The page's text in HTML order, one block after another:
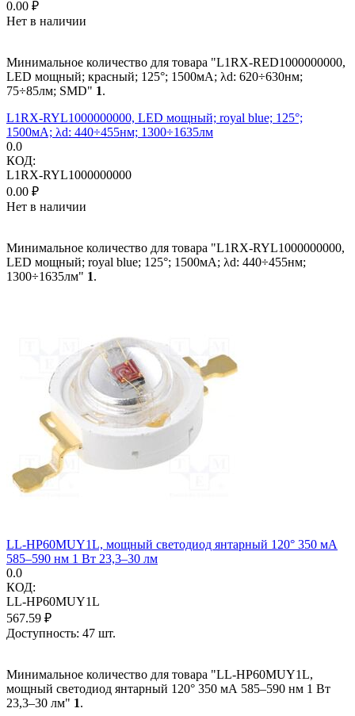
0.00 ₽
Нет в наличии
Минимальное количество для товара "L1RX-RED1000000000,
LED мощный; красный; 125°; 1500мА; λd: 620÷630нм;
75÷85лм; SMD" 1.
L1RX-RYL1000000000, LED мощный; royal blue; 125°;
1500мА; λd: 440÷455нм; 1300÷1635лм
0.0
КОД:
L1RX-RYL1000000000
0.00 ₽
Нет в наличии
Минимальное количество для товара "L1RX-RYL1000000000,
LED мощный; royal blue; 125°; 1500мА; λd: 440÷455нм;
1300÷1635лм" 1.
LL-HP60MUY1L, мощный светодиод янтарный 120° 350 мА
585–590 нм 1 Вт 23,3–30 лм
0.0
КОД:
LL-HP60MUY1L
567.59 ₽
Доступность: 47 шт.
Минимальное количество для товара "LL-HP60MUY1L,
мощный светодиод янтарный 120° 350 мА 585–590 нм 1 Вт
23,3–30 лм" 1.